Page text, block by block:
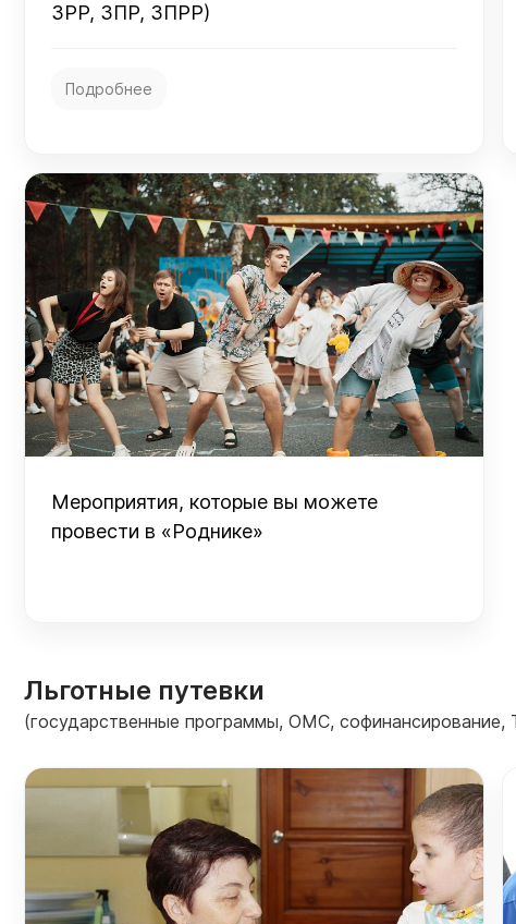
ЗРР, ЗПР, ЗПРР)
Подробнее
Мероприятия, которые вы можете
провести в «Роднике»
Льготные путевки
(государственные программы, ОМС,